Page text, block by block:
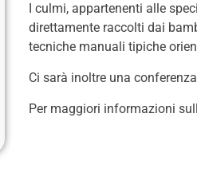
I culmi, appartenenti alle
direttamente raccolti dai
tecniche manuali tipiche
Ci sarà inoltre una
Per maggiori informazioni